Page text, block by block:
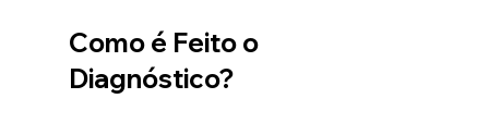
Como é Feito o
Diagnóstico?